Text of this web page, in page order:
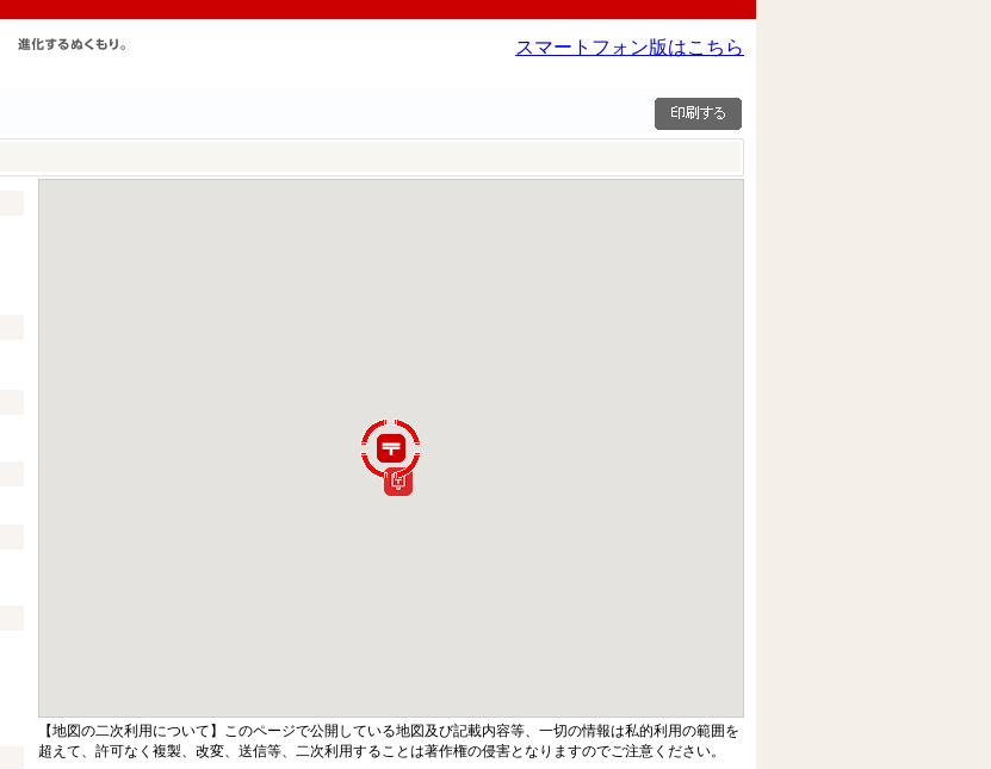
スマートフォン版はこちら
【地図の二次利用について】このページで公開している地図及び記載内容等、一切の情報は私的利用の範囲を
超えて、許可なく複製、改変、送信等、二次利用することは著作権の侵害となりますのでご注意ください。